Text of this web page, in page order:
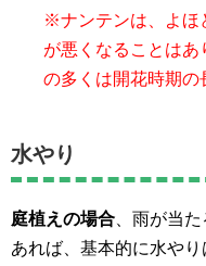
※ナンテンは、よほ
が悪くなることはあ
の多くは開花時期の
水やり
庭植えの場合 、雨が当
あれば、基本的に水や